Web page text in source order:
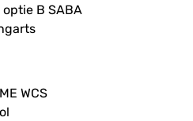
B SABA
WCS